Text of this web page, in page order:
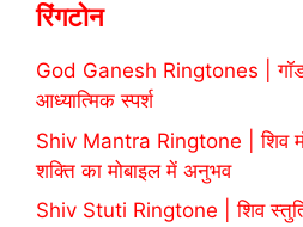
रिंगटोन
God Ganesh Ringtones |
आध्यात्मिक स्पर्श
Shiv Mantra Ringtone | शिव
शक्ति का मोबाइल में अनुभव
Shiv Stuti Ringtone | शिव स्तुति